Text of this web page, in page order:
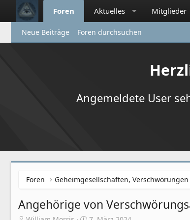
Foren Aktuelles Mitglieder
Neue Beiträge Foren durchsuchen
Angemeldete User
Foren
Angehörige von